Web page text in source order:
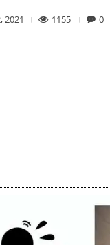
2021 1155 0